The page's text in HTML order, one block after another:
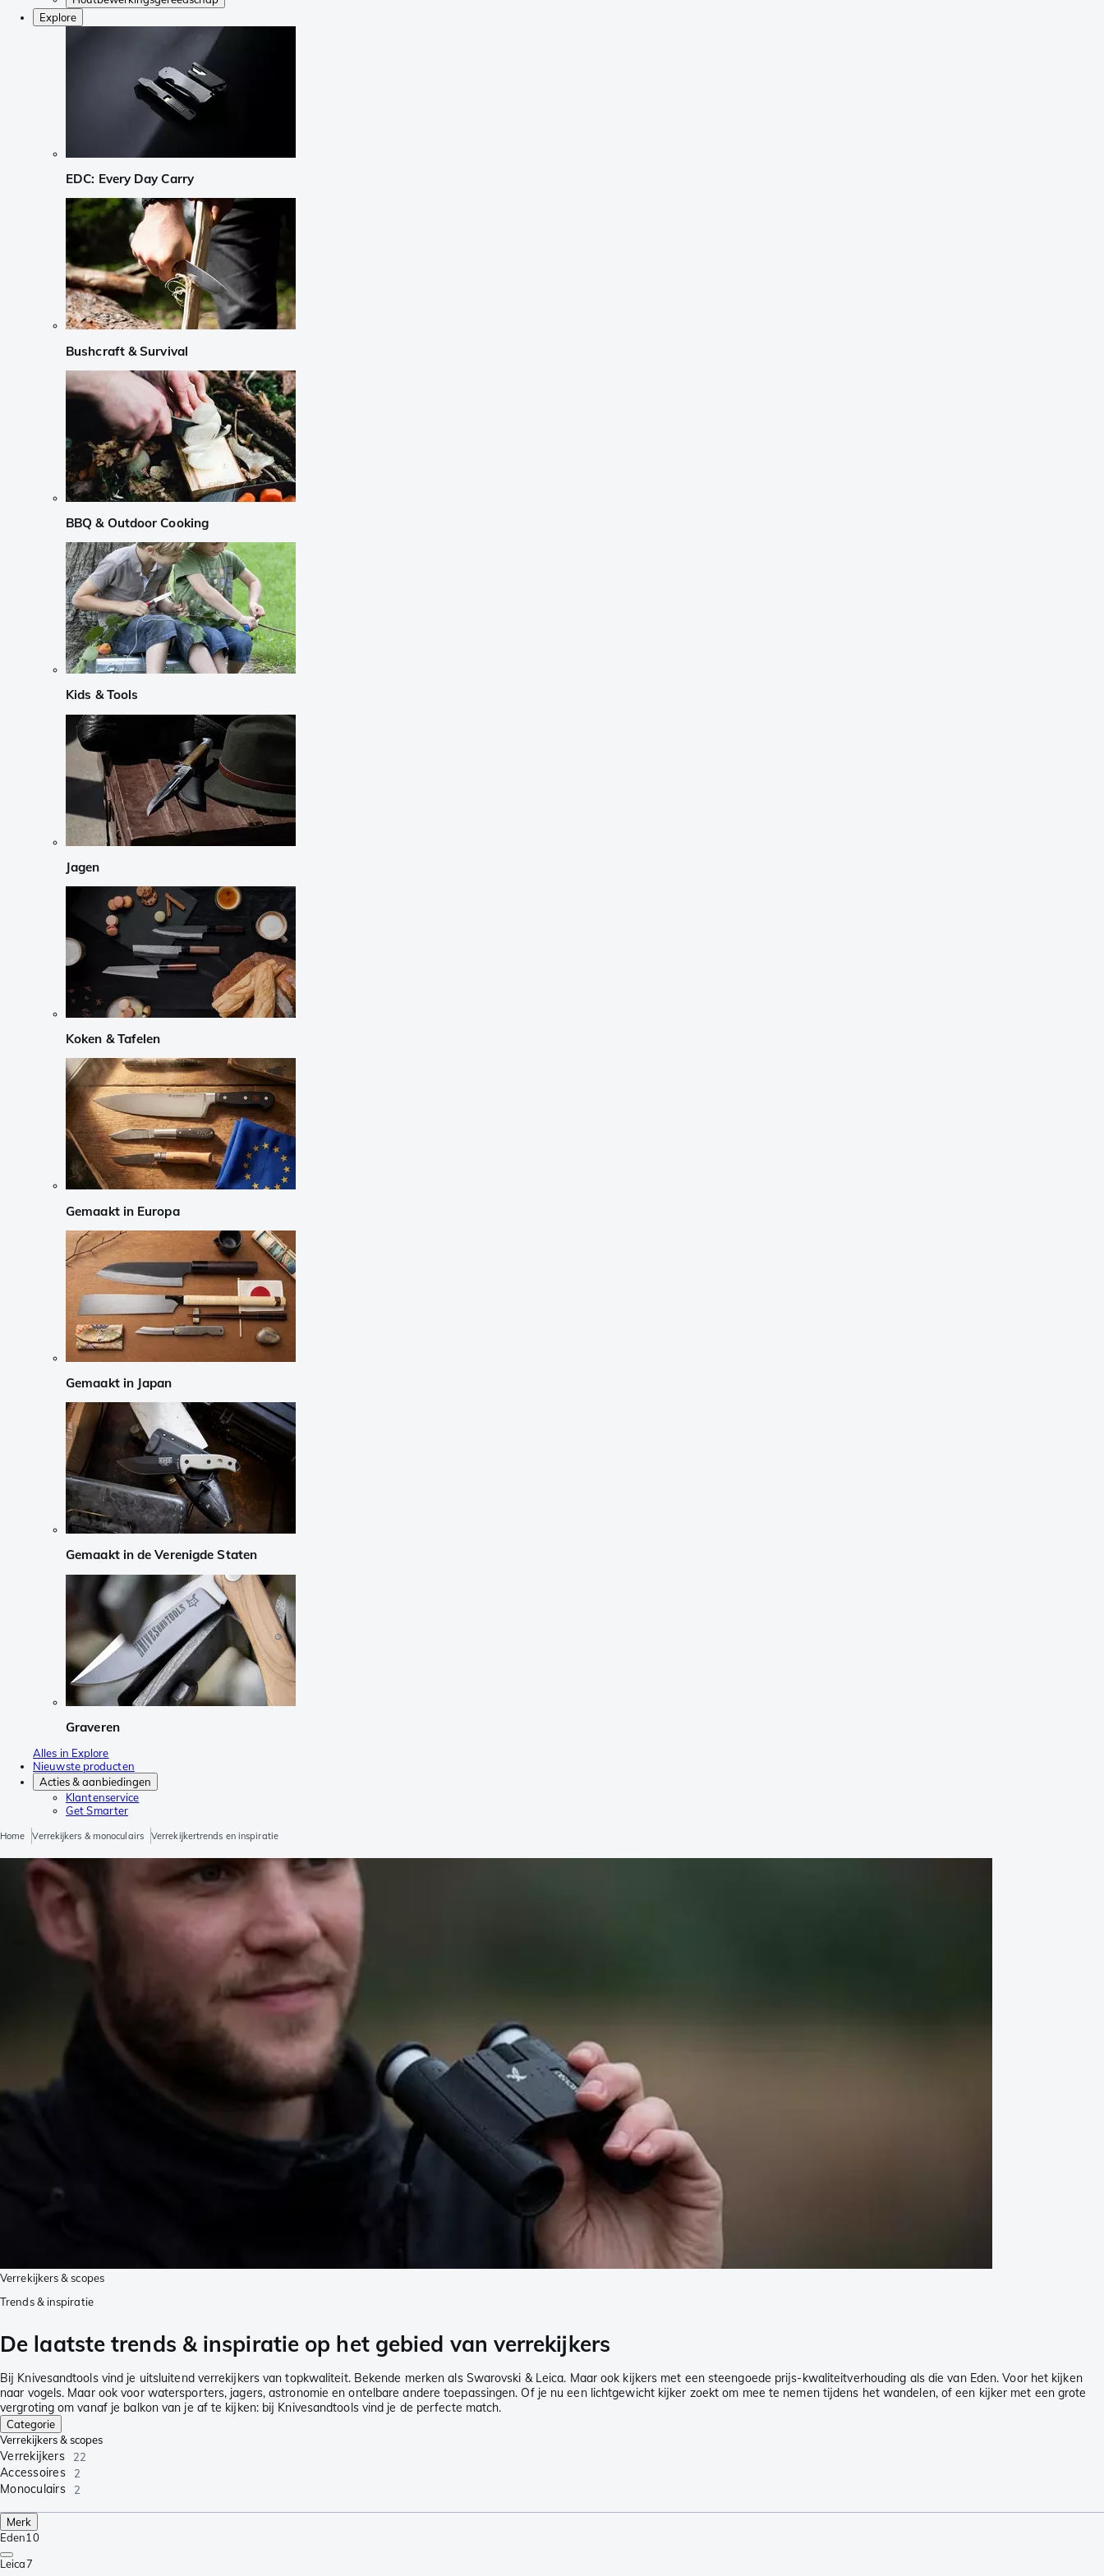
Explore
EDC: Every Day Carry
Bushcraft & Survival
BBQ & Outdoor Cooking
Kids & Tools
Jagen
Koken & Tafelen
Gemaakt in Europa
Gemaakt in Japan
Gemaakt in de Verenigde Staten
Graveren
Alles in Explore
Nieuwste producten
Acties & aanbiedingen
Klantenservice
Get Smarter
Home Verrekijkers & monoculairs Verrekijkertrends en inspiratie
Verrekijkers & scopes
Trends & inspiratie
De laatste trends & inspiratie op het gebied van verrekijkers
Bij Knivesandtools vind je uitsluitend verrekijkers van topkwaliteit. Bekende merken als Swarovski & Leica. Maar ook kijkers met een steengoede prijs-kwaliteitverhouding als die van Eden. Voor het kijken
naar vogels. Maar ook voor watersporters, jagers, astronomie en ontelbare andere toepassingen. Of je nu een lichtgewicht kijker zoekt om mee te nemen tijdens het wandelen, of een kijker met een grote
vergroting om vanaf je balkon van je af te kijken: bij Knivesandtools vind je de perfecte match.
Categorie
Verrekijkers & scopes
Verrekijkers 22
Accessoires 2
Monoculairs 2
Merk
Eden10
Leica7